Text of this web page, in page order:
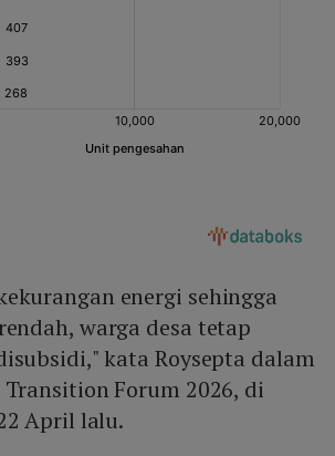
energi sehingga
warga desa tetap
kata Roysepta dalam
Forum 2026, di
April lalu.